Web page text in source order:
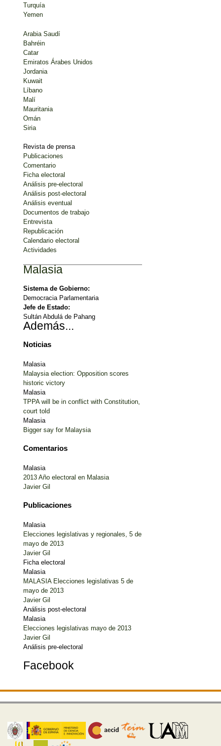
Turquía
Yemen
Arabia Saudí
Bahréin
Catar
Emiratos Árabes Unidos
Jordania
Kuwait
Líbano
Malí
Mauritania
Omán
Siria
Revista de prensa
Publicaciones
Comentario
Ficha electoral
Análisis pre-electoral
Análisis post-electoral
Análisis eventual
Documentos de trabajo
Entrevista
Republicación
Calendario electoral
Actividades
Malasia
Sistema de Gobierno:
Democracia Parlamentaria
Jefe de Estado:
Sultán Abdulá de Pahang
Además...
Noticias
Malasia
Malaysia election: Opposition scores
historic victory
Malasia
TPPA will be in conflict with Constitution,
court told
Malasia
Bigger say for Malaysia
Comentarios
Malasia
2013 Año electoral en Malasia
Javier Gil
Publicaciones
Malasia
Elecciones legislativas y regionales, 5 de
mayo de 2013
Javier Gil
Ficha electoral
Malasia
MALASIA Elecciones legislativas 5 de
mayo de 2013
Javier Gil
Análisis post-electoral
Malasia
Elecciones legislativas mayo de 2013
Javier Gil
Análisis pre-electoral
Facebook